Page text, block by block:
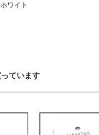
ワイト
ています